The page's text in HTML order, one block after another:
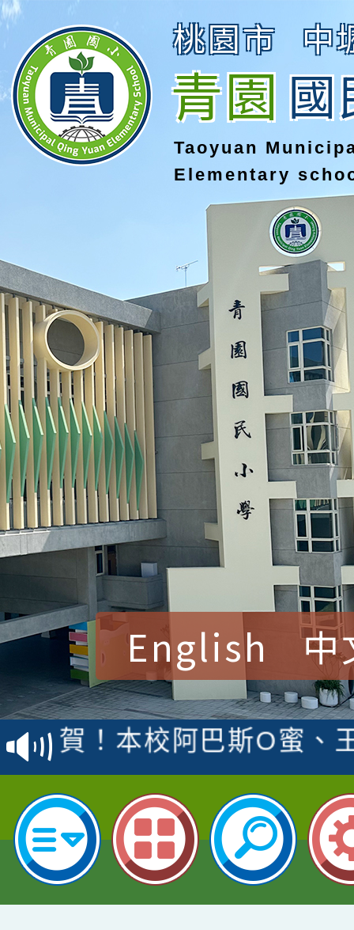
桃園市 中
青園國
Taoyuan
Elementary
English 中
賀！本校參加桃園市中
賽 洪綺君教師榮獲社
名
賀！本校阿巴斯O蜜、
倩參加桃園市科展 國
名 指導老師王老師、
賀！本校四年二班張O
園市英語競賽國小朗讀
指導老師林老師
賀！本校參加桃園市中
賽 劉文瑛教師榮獲教
臺灣台語-第二名
賀！本校參與2026世
市賽榮獲科學小創客佳
賀！本校參加桃園市中